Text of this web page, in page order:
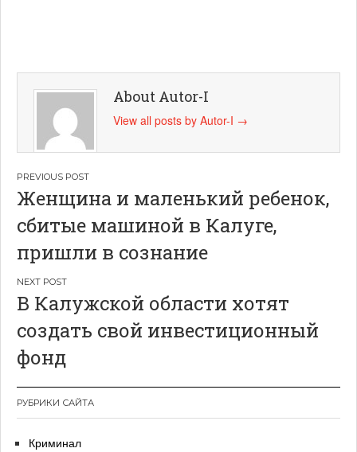
About Autor-I
View all posts by Autor-I →
Навигация
по
записям
Женщина и маленький ребенок,
сбитые машиной в Калуге,
пришли в сознание
В Калужской области хотят
создать свой инвестиционный
фонд
РУБРИКИ САЙТА
Криминал